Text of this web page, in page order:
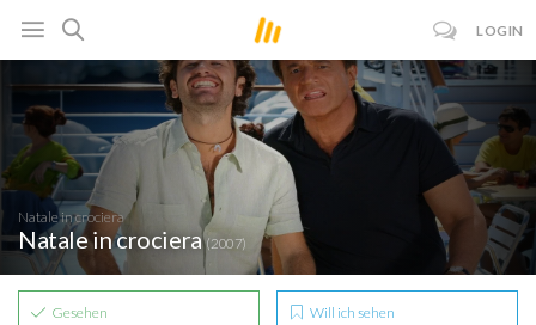
LOGIN
Natale in crociera
Natale in crociera(2007)
Gesehen Will ich sehen